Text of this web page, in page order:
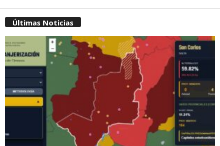
Últimas Noticias